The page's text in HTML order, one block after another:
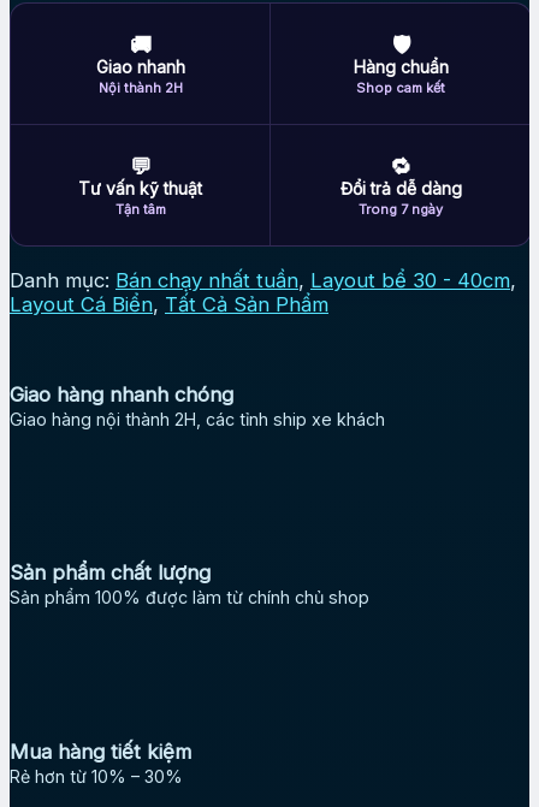
🚚
Giao nhanh
Nội thành 2H
🛡
Hàng chuẩn
Shop cam kết
💬
Tư vấn kỹ thuật
Tận tâm
🔁
Đổi trả dễ dàng
Trong 7 ngày
Danh mục: Bán chạy nhất tuần, Layout bể 30 - 40cm,
Layout Cá Biển, Tất Cả Sản Phẩm
Giao hàng nhanh chóng
Giao hàng nội thành 2H, các tỉnh ship xe khách
Sản phẩm chất lượng
Sản phẩm 100% được làm từ chính chủ shop
Mua hàng tiết kiệm
Rẻ hơn từ 10% – 30%